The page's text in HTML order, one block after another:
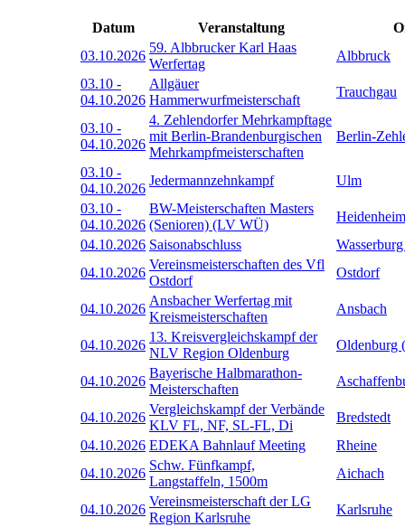
Datum Veranstaltung
03.10.2026
59. Albbrucker Karl Haas
Werfertag
Albbruck
03.10 -
04.10.2026
Allgäuer
Hammerwurfmeisterschaft
Trauchgau
03.10 -
04.10.2026
4. Zehlendorfer Mehrkampftage
mit Berlin-Brandenburgischen
Mehrkampfmeisterschaften
Berlin-
03.10 -
04.10.2026
Jedermannzehnkampf
Ulm
03.10 -
04.10.2026
BW-Meisterschaften Masters
(Senioren) (LV WÜ)
Heidenheim
04.10.2026 Saisonabschluss
04.10.2026
Vereinsmeisterschaften des Vfl
Ostdorf
Ostdorf
04.10.2026
Ansbacher Werfertag mit
Kreismeisterschaften
Ansbach
04.10.2026
13. Kreisvergleichskampf der
NLV Region Oldenburg
Oldenburg
04.10.2026
Bayerische Halbmarathon-
Meisterschaften
04.10.2026
Vergleichskampf der Verbände
KLV FL, NF, SL-FL, Di
Bredstedt
04.10.2026 EDEKA Bahnlauf Meeting
Rheine
04.10.2026
Schw. Fünfkampf,
Langstaffeln, 1500m
Aichach
04.10.2026
Vereinsmeisterschaft der LG
Region Karlsruhe
Karlsruhe